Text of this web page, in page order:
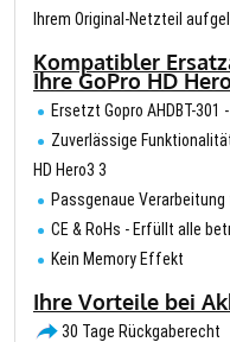
Ihrem Original-Netzteil
Kompatibler
Ihre GoPro HD
Ersetzt Gopro AHDBT-
Zuverlässige
HD Hero3 3
Passgenaue
CE & RoHs - Erfüllt alle
Kein Memory Effekt
Ihre Vorteile bei
30 Tage Rückgaberecht